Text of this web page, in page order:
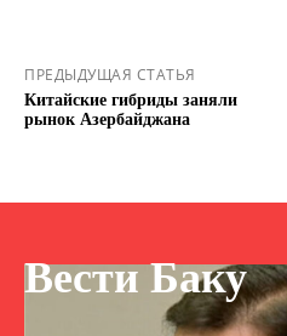
ПРЕДЫДУЩАЯ СТАТЬЯ
Китайские гибриды заняли
рынок Азербайджана
Вести Баку